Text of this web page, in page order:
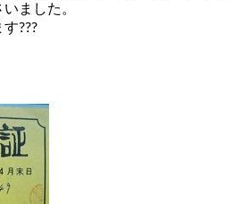
ました。
???